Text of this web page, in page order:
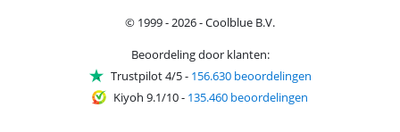
© 1999 - 2026 - Coolblue B.V.
Beoordeling door klanten:
Trustpilot 4/5- 156.630 beoordelingen
Kiyoh 9.1/10- 135.460 beoordelingen